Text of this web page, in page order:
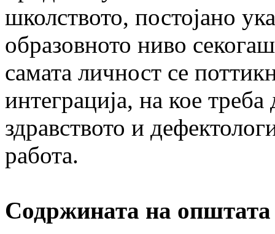
школството, постојано
образовното ниво
самата личност се
интеграција, на кое
здравството и
работа.
Содржината на општата